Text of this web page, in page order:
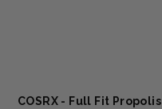
COSRX - Full Fit Propolis